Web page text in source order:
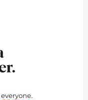
everyone.